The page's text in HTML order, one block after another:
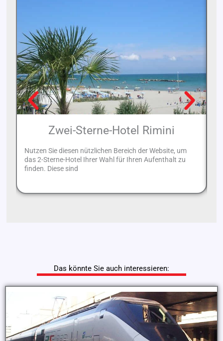
Zwei-Sterne-Hotel Rimini
Nutzen Sie diesen nützlichen Bereich der Website, um
das 2-Sterne-Hotel Ihrer Wahl für Ihren Aufenthalt zu
finden. Diese sind
Das könnte Sie auch interessieren: